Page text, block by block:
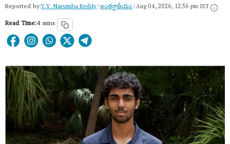
Reported by:Y.V. Narsimha Reddy|అంత‌ర్జాతీయం|Aug 04, 2026, 12:56 pm IST
Read Time:4 mins